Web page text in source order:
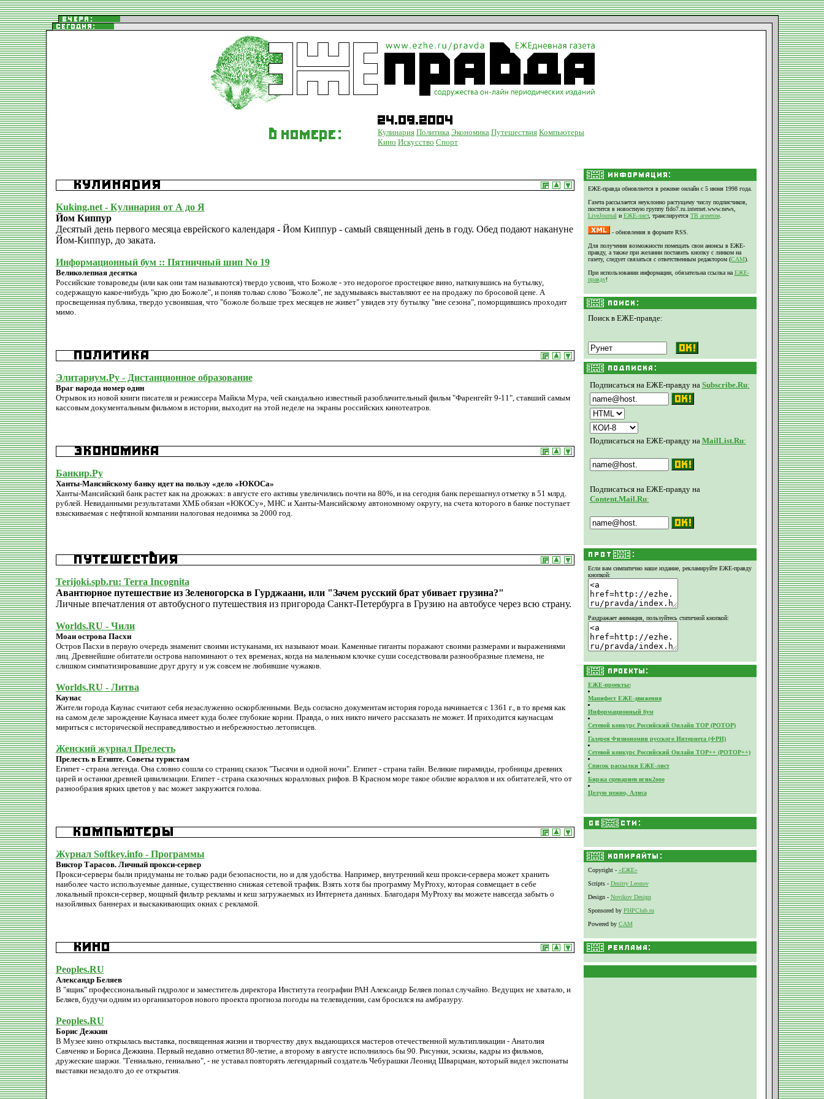
Кулинария Политика Экономика Путешествия Компьютеры
Кино Искусство Спорт
Kuking.net - Кулинария от А до Я
Йом Киппур
Десятый день первого месяца еврейского календаря - Йом Киппур - самый священный день в году. Обед подают накануне
Йом-Киппур, до заката.
Информационный бум :: Пятничный шип No 19
Великолепная десятка
Российские товароведы (или как они там называются) твердо усвоив, что Божоле - это недорогое простецкое вино, наткнувшись на бутылку,
содержащую какое-нибудь "крю дю Божоле", и поняв только слово "Божоле", не задумываясь выставляют ее на продажу по бросовой цене. А
просвещенная публика, твердо усвоившая, что "божоле больше трех месяцев не живет" увидев эту бутылку "вне сезона", поморщившись проходит
мимо.
Элитариум.Ру - Дистанционное образование
Враг народа номер один
Отрывок из новой книги писателя и режиссера Майкла Мура, чей скандально известный разоблачительный фильм "Фаренгейт 9-11", ставший самым
кассовым документальным фильмом в истории, выходит на этой неделе на экраны российских кинотеатров.
Банкир.Ру
Ханты-Мансийскому банку идет на пользу «дело «ЮКОСа»
Ханты-Мансийский банк растет как на дрожжах: в августе его активы увеличились почти на 80%, и на сегодня банк перешагнул отметку в 51 млрд.
рублей. Невиданными результатами ХМБ обязан «ЮКОСу», МНС и Ханты-Мансийскому автономному округу, на счета которого в банке поступает
взыскиваемая с нефтяной компании налоговая недоимка за 2000 год.
Terijoki.spb.ru: Terra Incognita
Авантюрное путешествие из Зеленогорска в Гурджаани, или "Зачем русский брат убивает грузина?"
Личные впечатления от автобусного путешествия из пригорода Санкт-Петербурга в Грузию на автобусе через всю страну.
Worlds.RU - Чили
Моаи острова Пасхи
Остров Пасхи в первую очередь знаменит своими истуканами, их называют моаи. Каменные гиганты поражают своими размерами и выражениями
лиц. Древнейшие обитатели острова напоминают о тех временах, когда на маленьком клочке суши соседствовали разнообразные племена, не
слишком симпатизировавшие друг другу и уж совсем не любившие чужаков.
Worlds.RU - Литва
Каунас
Жители города Каунас считают себя незаслуженно оскорбленными. Ведь согласно документам история города начинается с 1361 г., в то время как
на самом деле зарождение Каунаса имеет куда более глубокие корни. Правда, о них никто ничего рассказать не может. И приходится каунасцам
мириться с исторической несправедливостью и небрежностью летописцев.
Женский журнал Прелесть
Прелесть в Египте. Советы туристам
Египет - страна легенда. Она словно сошла со страниц сказок "Тысячи и одной ночи". Египет - страна тайн. Великие пирамиды, гробницы древних
царей и останки древней цивилизации. Египет - страна сказочных коралловых рифов. В Красном море такое обилие кораллов и их обитателей, что от
разнообразия ярких цветов у вас может закружится голова.
Журнал Softkey.info - Программы
Виктор Тарасов. Личный прокси-сервер
Прокси-серверы были придуманы не только ради безопасности, но и для удобства. Например, внутренний кеш прокси-сервера может хранить
наиболее часто используемые данные, существенно снижая сетевой трафик. Взять хотя бы программу MyProxy, которая совмещает в себе
локальный прокси-сервер, мощный фильтр рекламы и кеш загружаемых из Интернета данных. Благодаря MyProxy вы можете навсегда забыть о
назойливых баннерах и выскакивающих окнах с рекламой.
Peoples.RU
Александр Беляев
В "ящик" профессиональный гидролог и заместитель директора Института географии РАН Александр Беляев попал случайно. Ведущих не хватало, и
Беляев, будучи одним из организаторов нового проекта прогноза погоды на телевидении, сам бросился на амбразуру.
Peoples.RU
Борис Дежкин
В Музее кино открылась выставка, посвященная жизни и творчеству двух выдающихся мастеров отечественной мультипликации - Анатолия
Савченко и Бориса Дежкина. Первый недавно отметил 80-летие, а второму в августе исполнилось бы 90. Рисунки, эскизы, кадры из фильмов,
дружеские шаржи. "Гениально, гениально", - не уставал повторять легендарный создатель Чебурашки Леонид Шварцман, который видел экспонаты
выставки незадолго до ее открытия.
ЕЖЕ-правда обновляется в режиме онлайн с 5 июня 1998 года.
Газета рассылается неуклонно растущему числу подписчиков,
постится в новостную группу fido7.ru.internet.www.news,
LiveJournal и ЕЖЕ-лист, транслируется ТВ агентом.
- обновления в формате RSS.
Для получения возможности помещать свои анонсы в ЕЖЕ-
правду, а также при желании поставить кнопку с линком на
газету, следует связаться с ответственным редактором (CAM).
При использовании информации, обязательна ссылка на ЕЖЕ-
правду!
Поиск в ЕЖЕ-правде:
Подписаться на ЕЖЕ-правду на Subscribe.Ru:
Подписаться на ЕЖЕ-правду на MailList.Ru:
Подписаться на ЕЖЕ-правду на
Content.Mail.Ru:
Если вам симпатично наше издание, рекламируйте ЕЖЕ-правду
кнопкой:
Раздражает анимация, пользуйтесь статичной кнопкой:
ЕЖЕ-проекты:
Манифест ЕЖЕ-движения
Информационный бум
Сетевой конкурс Российский Онлайн ТОР (РОТОР)
Галерея Физиономии русского Интернета (ФРИ)
Сетевой конкурс Российский Онлайн ТОР++ (РОТОР++)
Список рассылки ЕЖЕ-лист
Биржа сценариев вгик2ооо
Целую нежно, Алиса
Copyright - «ЕЖЕ»
Scripts - Dmitry Leonov
Design - Novikov Design
Sponsored by PHPClub.ru
Powered by CAM